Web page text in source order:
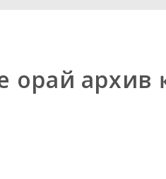
орай архив